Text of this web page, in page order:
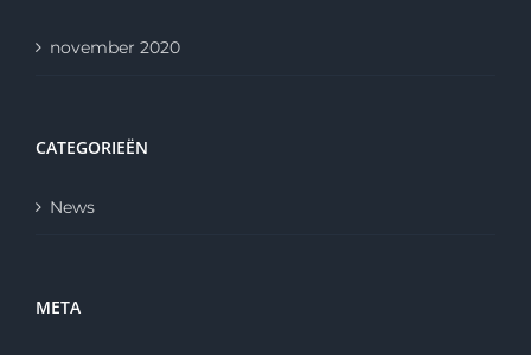
november 2020
CATEGORIEËN
News
META